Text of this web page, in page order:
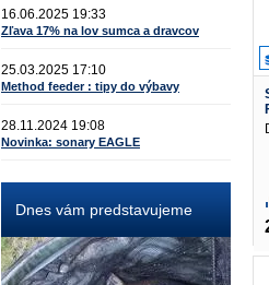
16.06.2025 19:33
Zľava 17% na lov sumca a dravcov
25.03.2025 17:10
Method feeder : tipy do výbavy
28.11.2024 19:08
Novinka: sonary EAGLE
Dnes vám predstavujeme